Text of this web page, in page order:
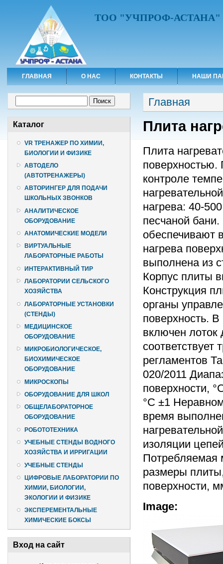
ТОО "УЧПРОФ-АСТАНА"
ГЛАВНАЯ О НАС КОНТАКТЫ НАШИ
Каталог
VR ТРЕНАЖЕР ПО ХИМИИ,
БИОЛОГИИ И ФИЗИКЕ
АВТОДЕЛО
(АВТОТРЕНАЖЕРЫ)
АВТОРИНГЕР ДЛЯ ПОДАЧИ
ШКОЛЬНЫХ ЗВОНКОВ
АНАЛИТИЧЕСКОЕ
ОБОРУДОВАНИЕ
АНАТОМИЧЕСКИЕ МОДЕЛИ
ВИРТУАЛЬНЫЕ
ЛАБОРАТОРНЫЕ РАБОТЫ
ИНТЕРАКТИВНЫЙ ТИР
ЛАБОРАТОРИИ СЕЛЬСКОГО
ХОЗЯЙСТВА
ЛАБОРАТОРНЫЕ УСТАНОВКИ
(СТЕНДЫ)
МЕДИЦИНСКОЕ
ОБОРУДОВАНИЕ
МИКРОБИОЛОГИЧЕСКОЕ,
БИОХИМИЧЕСКОЕ
ОБОРУДОВАНИЕ
МИКРОСКОПЫ
ОБОРУДОВАНИЕ ДЛЯ ШКОЛ
ОБЩЕЛАБОРАТОРНОЕ
ОБОРУДОВАНИЕ
РОБОТОТЕХНИКА
УЧЕБНЫЕ СТЕНДЫ ВОДНОГО
ХОЗЯЙСТВА И ИРРИГАЦИИ
УЧЕБНЫЕ СТЕНДЫ
ЦИФРОВЫЕ ЛАБОРАТОРИИ ПО
ХИМИИ, БИОЛОГИИ,
ЭКОЛОГИИ И ФИЗИКЕ
ЭКСПЕРЕМЕНТАЛЬНЫЕ
ХИМИЧЕСКИЕ БОКСЫ
Вход на сайт
Вы здесь
Главная
Плита
Плита
поверхностью.
контроле
нагрева: 40-
песчаной
обеспечивают
нагрева
выполнена из
Корпус плиты
Конструкция
органы
поверхность.
включен
соответствует
регламентов
020/2011
поверхности,
°С ±1
время
изоляции
Потребляемая
размеры
поверхности,
Image: